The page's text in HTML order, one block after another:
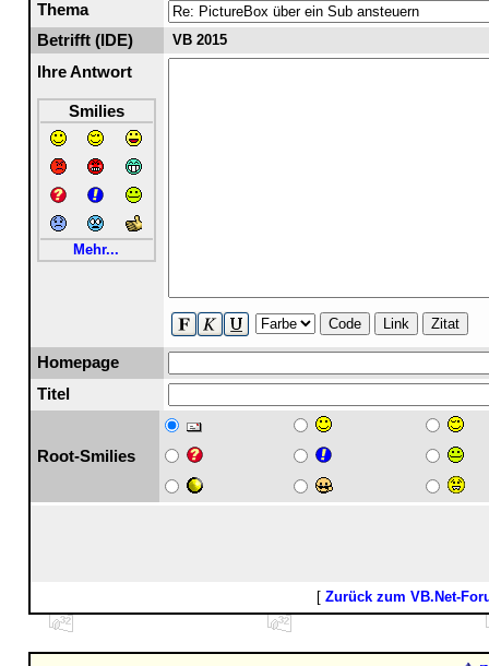
Thema
Betrifft (IDE)
VB 2015
Ihre Antwort
Smilies
Mehr...
Code Link Zitat
Homepage
Titel
Root-Smilies
[ Zurück zum VB.Net-